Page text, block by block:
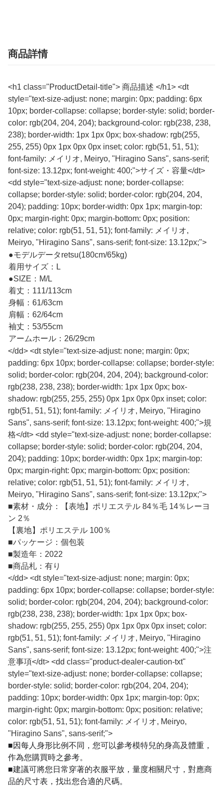
商品詳情
<h1 class="ProductDetail-title"> 商品描述 </h1> <dt
style="text-size-adjust: none; margin: 0px; padding: 6px
10px; border-collapse: collapse; border-style: solid; border-
color: rgb(204, 204, 204); background-color: rgb(238, 238,
238); border-width: 1px 1px 0px; box-shadow: rgb(255,
255, 255) 0px 1px 0px 0px inset; color: rgb(51, 51, 51);
font-family: メイリオ, Meiryo, "Hiragino Sans", sans-serif;
font-size: 13.12px; font-weight: 400;">サイズ・容量</dt>
<dd style="text-size-adjust: none; border-collapse:
collapse; border-style: solid; border-color: rgb(204, 204,
204); padding: 10px; border-width: 0px 1px; margin-top:
0px; margin-right: 0px; margin-bottom: 0px; position:
relative; color: rgb(51, 51, 51); font-family: メイリオ,
Meiryo, "Hiragino Sans", sans-serif; font-size: 13.12px;">
●モデルデータretsu(180cm/65kg)
着用サイズ：L
●SIZE：M/L
着丈：111/113cm
身幅：61/63cm
肩幅：62/64cm
袖丈：53/55cm
アームホール：26/29cm
</dd> <dt style="text-size-adjust: none; margin: 0px;
padding: 6px 10px; border-collapse: collapse; border-style:
solid; border-color: rgb(204, 204, 204); background-color:
rgb(238, 238, 238); border-width: 1px 1px 0px; box-
shadow: rgb(255, 255, 255) 0px 1px 0px 0px inset; color:
rgb(51, 51, 51); font-family: メイリオ, Meiryo, "Hiragino
Sans", sans-serif; font-size: 13.12px; font-weight: 400;">規
格</dt> <dd style="text-size-adjust: none; border-collapse:
collapse; border-style: solid; border-color: rgb(204, 204,
204); padding: 10px; border-width: 0px 1px; margin-top:
0px; margin-right: 0px; margin-bottom: 0px; position:
relative; color: rgb(51, 51, 51); font-family: メイリオ,
Meiryo, "Hiragino Sans", sans-serif; font-size: 13.12px;">
■素材・成分：【表地】ポリエステル 84％毛 14％レーヨ
ン 2％
【裏地】ポリエステル 100％
■パッケージ：個包装
■製造年：2022
■商品札：有り
</dd> <dt style="text-size-adjust: none; margin: 0px;
padding: 6px 10px; border-collapse: collapse; border-style:
solid; border-color: rgb(204, 204, 204); background-color:
rgb(238, 238, 238); border-width: 1px 1px 0px; box-
shadow: rgb(255, 255, 255) 0px 1px 0px 0px inset; color:
rgb(51, 51, 51); font-family: メイリオ, Meiryo, "Hiragino
Sans", sans-serif; font-size: 13.12px; font-weight: 400;">注
意事項</dt> <dd class="product-dealer-caution-txt"
style="text-size-adjust: none; border-collapse: collapse;
border-style: solid; border-color: rgb(204, 204, 204);
padding: 10px; border-width: 0px 1px; margin-top: 0px;
margin-right: 0px; margin-bottom: 0px; position: relative;
color: rgb(51, 51, 51); font-family: メイリオ, Meiryo,
"Hiragino Sans", sans-serif;">
■因每人身形比例不同，您可以參考模特兒的身高及體重，
作為您購買時之參考。
■建議可將您日常穿著的衣服平放，量度相關尺寸，對應商
品的尺寸表，找出您合適的尺碼。